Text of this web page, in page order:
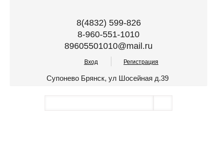
8(4832) 599-826
8-960-551-1010
89605501010@mail.ru
Вход Регистрация
Супонево Брянск, ул Шосейная д.39